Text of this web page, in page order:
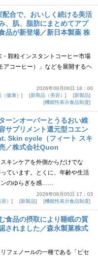
合で、おいしく続ける美活
、肌、脂肪にまとめてアプ
品が新登場／新日本製薬 株
顆粒インスタントコーヒー市場
コーヒー）」などを展開するヘ
2026年08月06日 18：00
健康） 新商品（美容）
新製品
機能性表示食品制度
ーンオーバーとうるおい維
サプリメント還元型コエン
Skin cycle（フィート スキ
／株式会社Quon
キンケアを外側からだけでな
ています。とくに、年齢や生活
ンのゆらぎを感……
2026年08月05日 17：03
） 新製品 機能性表示食品制度
食品の摂取により睡眠の質
されました／森永製菓株式
フェノールの一種である「ピセ